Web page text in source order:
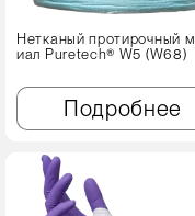
Нетканый протирочный
иал Puretech® W5 (W68)
Подробнее